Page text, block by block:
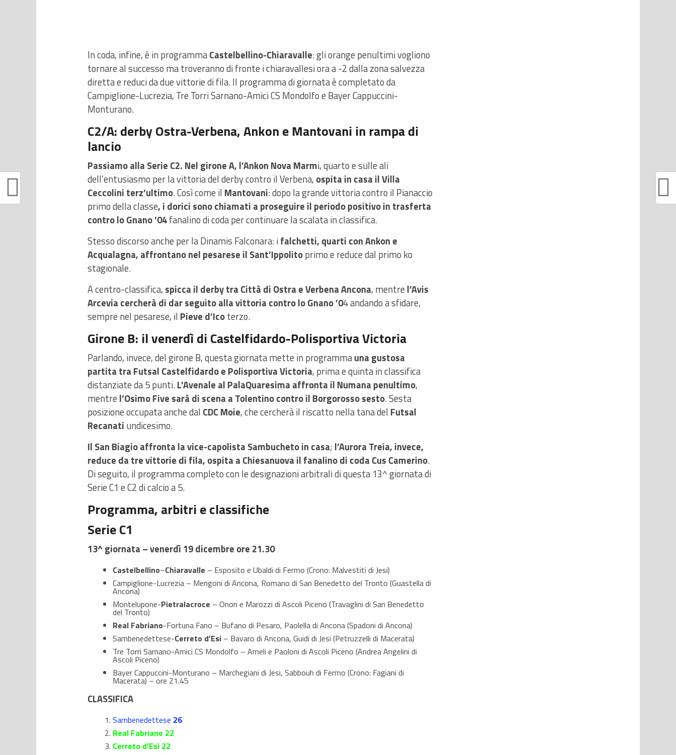
In coda, infine, è in programmaCastelbellino-Chiaravalle: gli orange penultimi vogliono
tornare al successo ma troveranno di fronte i chiaravallesi ora a -2 dalla zona salvezza
diretta e reduci da due vittorie di fila. Il programma di giornata è completato da
Campiglione-Lucrezia, Tre Torri Sarnano-Amici CS Mondolfo e Bayer Cappuccini-
Monturano.
C2/A: derby Ostra-Verbena, Ankon e Mantovani in rampa di
lancio
Passiamo alla Serie C2. Nel girone A, l’Ankon Nova Marmi, quarto e sulle ali
dell’entusiasmo per la vittoria del derby contro il Verbena, ospita in casa il Villa
Ceccolini terz’ultimo. Così come il Mantovani: dopo la grande vittoria contro il Pianaccio
primo della classe, i dorici sono chiamati a proseguire il periodo positivo in trasferta
contro lo Gnano ’04fanalino di coda per continuare la scalata in classifica.
Stesso discorso anche per la Dinamis Falconara: ifalchetti, quarti con Ankon e
Acqualagna, affrontano nel pesarese il Sant’Ippolitoprimo e reduce dal primo ko
stagionale.
A centro-classifica, spicca il derby tra Città di Ostra e Verbena Ancona, mentre l’Avis
Arcevia cercherà di dar seguito alla vittoria contro lo Gnano ’04 andando a sfidare,
sempre nel pesarese, il Pieve d’Icoterzo.
Girone B: il venerdì di Castelfidardo-Polisportiva Victoria
Parlando, invece, del girone B, questa giornata mette in programmauna gustosa
partita tra Futsal Castelfidardo e Polisportiva Victoria, prima e quinta in classifica
distanziate da 5 punti.L’Avenale al PalaQuaresima affronta il Numana penultimo,
mentre l’Osimo Five sarà di scena a Tolentino contro il Borgorosso sesto. Sesta
posizione occupata anche dal CDC Moie, che cercherà il riscatto nella tana del Futsal
Recanati undicesimo.
Il San Biagio affronta la vice-capolista Sambucheto in casa; l’Aurora Treia, invece,
reduce da tre vittorie di fila, ospita a Chiesanuova il fanalino di coda Cus Camerino.
Di seguito, il programma completo con le designazioni arbitrali di questa 13^ giornata di
Serie C1 e C2 di calcio a 5.
Programma, arbitri e classifiche
Serie C1
13^ giornata – venerdì 19 dicembre ore 21.30
Castelbellino–Chiaravalle – Esposito e Ubaldi di Fermo (Crono: Malvestiti di Jesi)
Campiglione-Lucrezia – Mengoni di Ancona, Romano di San Benedetto del Tronto (Guastella di
Ancona)
Montelupone-Pietralacroce – Onori e Marozzi di Ascoli Piceno (Travaglini di San Benedetto
del Tronto)
Real Fabriano-Fortuna Fano – Bufano di Pesaro, Paolella di Ancona (Spadoni di Ancona)
Sambenedettese-Cerreto d’Esi – Bavaro di Ancona, Guidi di Jesi (Petruzzelli di Macerata)
Tre Torri Sarnano-Amici CS Mondolfo – Ameli e Paoloni di Ascoli Piceno (Andrea Angelini di
Ascoli Piceno)
Bayer Cappuccini-Monturano – Marchegiani di Jesi, Sabbouh di Fermo (Crono: Fagiani di
Macerata) – ore 21.45
CLASSIFICA
Sambenedettese 26
Real Fabriano 22
Cerreto d’Esi 22